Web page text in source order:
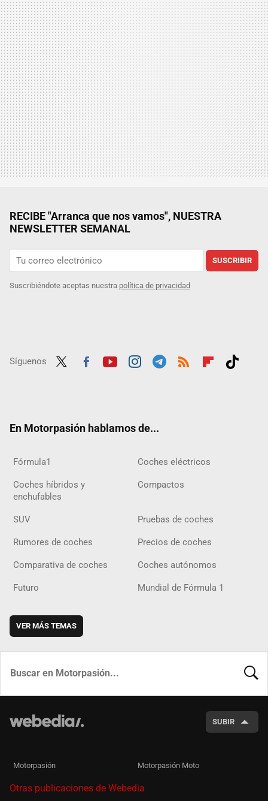
RECIBE "Arranca que nos vamos", NUESTRA
NEWSLETTER SEMANAL
SUSCRIBIR
Suscribiéndote aceptas nuestra política de privacidad
Síguenos
En Motorpasión hablamos de...
Fórmula1 Coches eléctricos
Coches híbridos y
enchufables
Compactos
SUV Pruebas de coches
Rumores de coches Precios de coches
Comparativa de coches Coches autónomos
Futuro Mundial de Fórmula 1
VER MÁS TEMAS
SUBIR
Motorpasión Motorpasión Moto
Otras publicaciones de Webedia